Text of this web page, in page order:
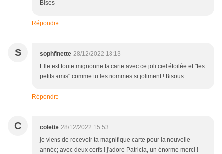
Bises
Répondre
S sophfinette 28/12/2022 18:13
Elle est toute mignonne ta carte avec ce joli ciel étoilée et "tes
petits amis" comme tu les nommes si joliment ! Bisous
Répondre
C colette 28/12/2022 15:53
je viens de recevoir ta magnifique carte pour la nouvelle
année; avec deux cerfs ! j'adore Patricia, un énorme merci !